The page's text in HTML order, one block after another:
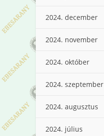
2024. december
2024. november
2024. október
2024. szeptember
2024. augusztus
2024. július